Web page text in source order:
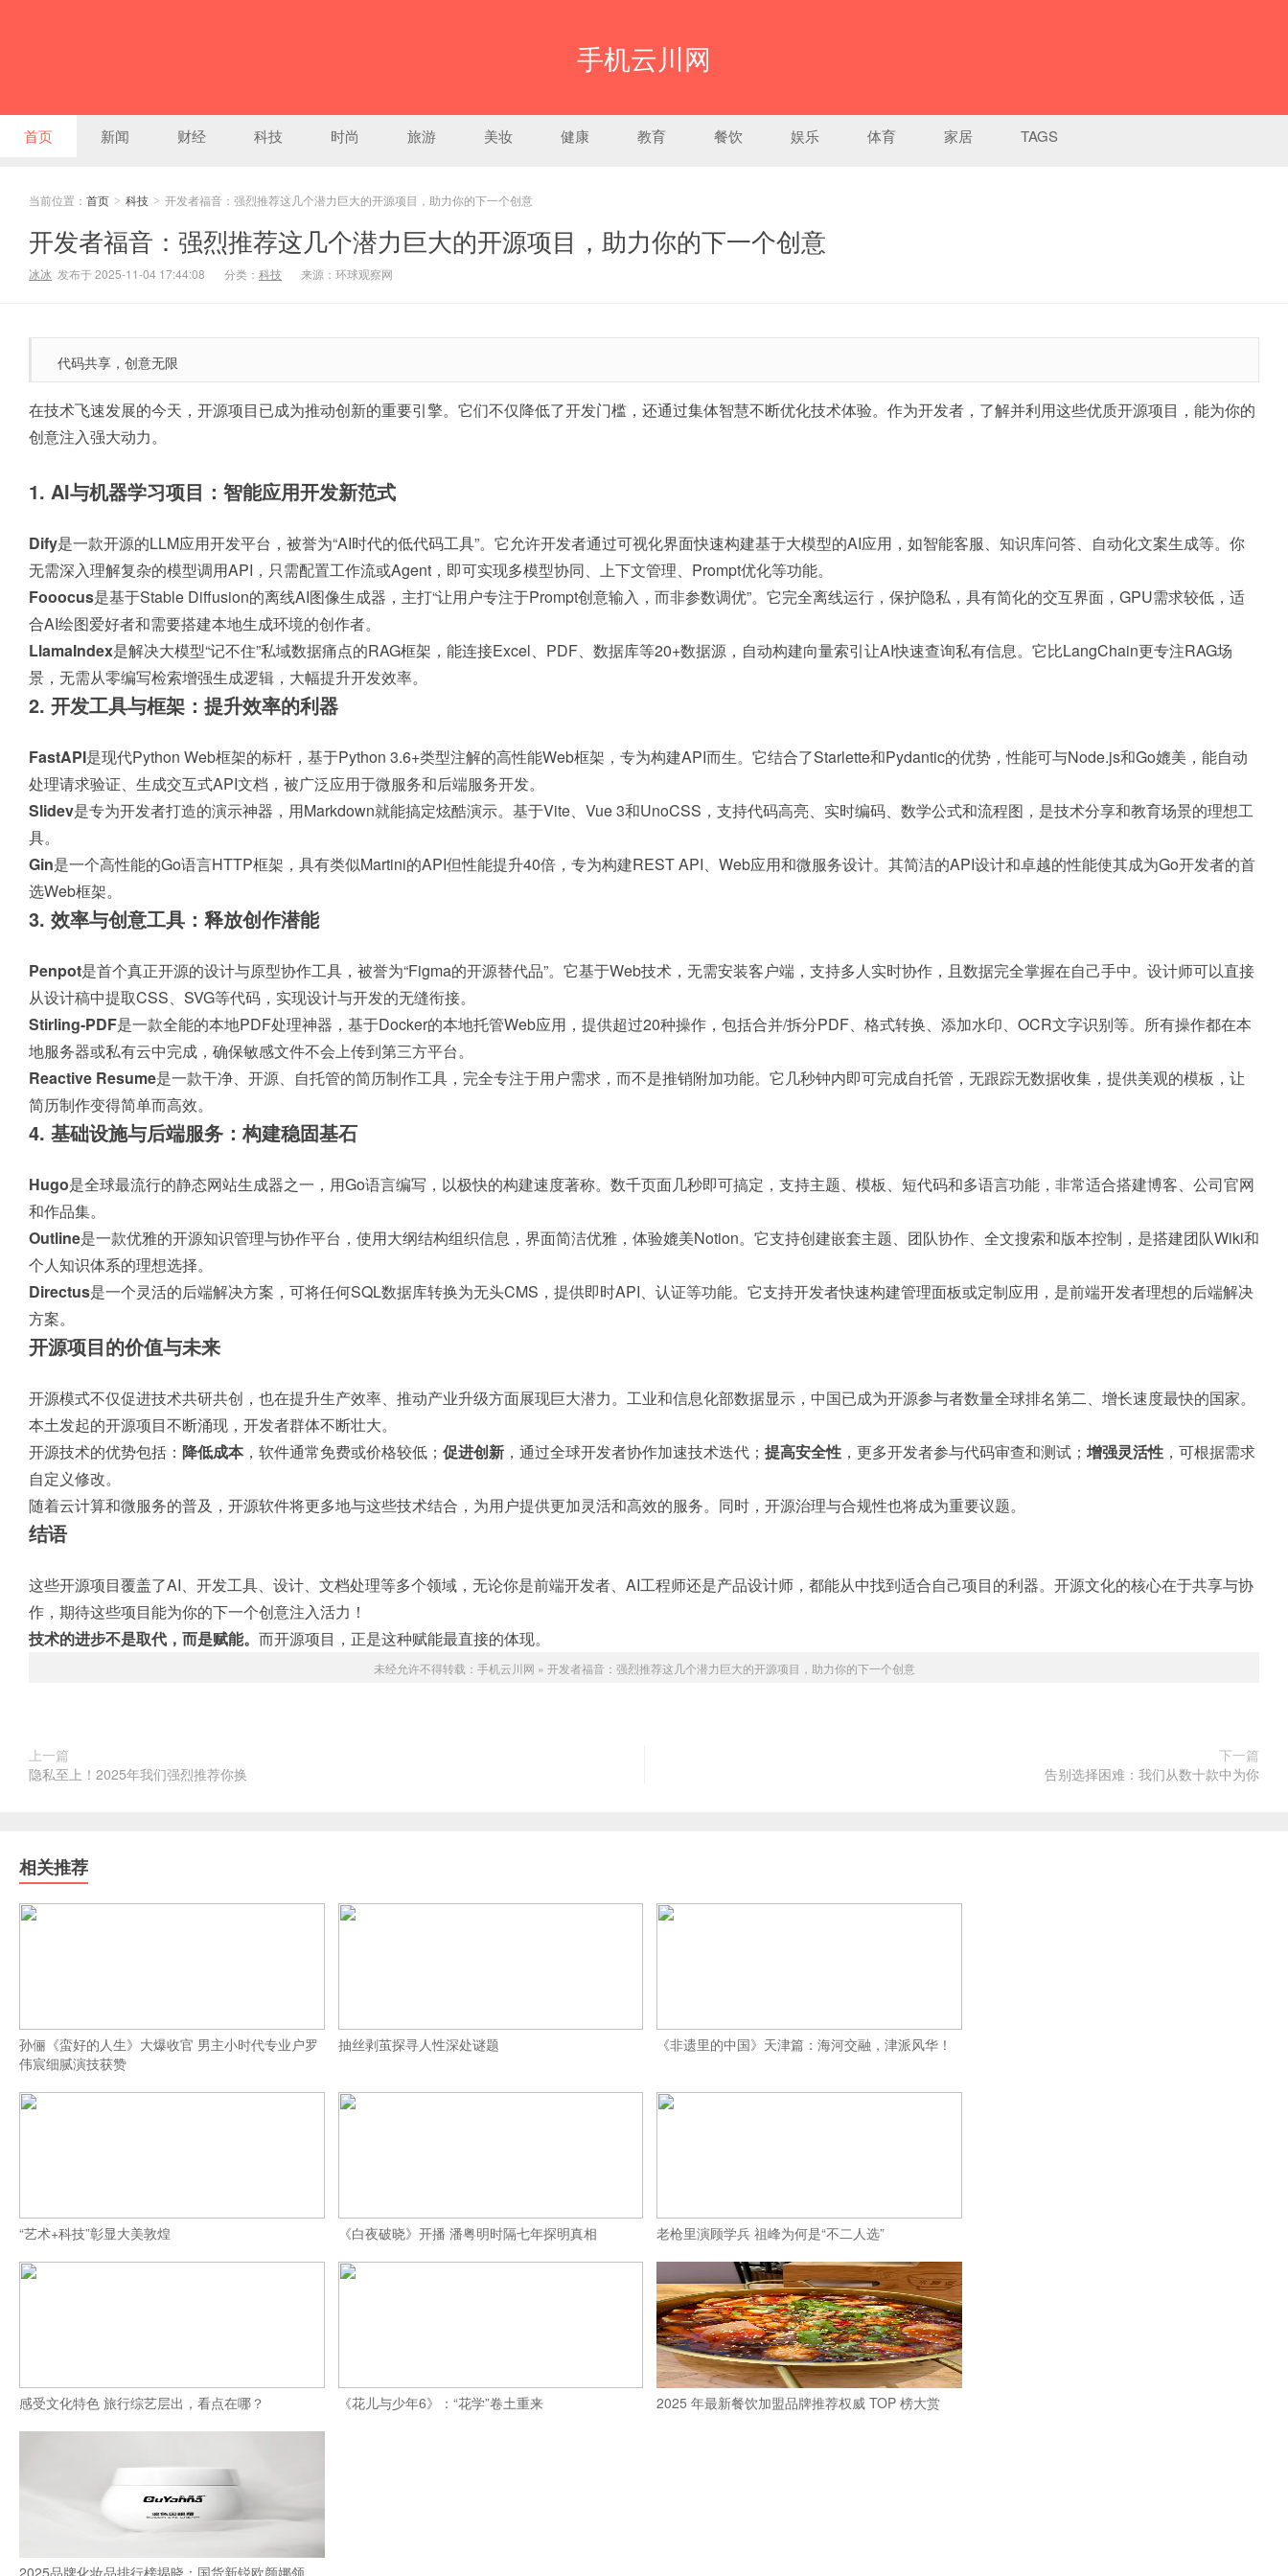
手机云川网
首页 新闻 财经 科技 时尚 旅游 美妆 健康 教育 餐饮 娱乐 体育 家居 TAGS
当前位置： 首页 > 科技 > 开发者福音：强烈推荐这几个潜力巨大的开源项目，助力你的下一个创意
开发者福音：强烈推荐这几个潜力巨大的开源项目，助力你的下一个创意
冰冰 发布于 2025-11-04 17:44:08 分类： 科技 来源：环球观察网
代码共享，创意无限
在技术飞速发展的今天，开源项目已成为推动创新的重要引擎。它们不仅降低了开发门槛，还通过集体智慧不断优化技术体验。作为开发者，了解并利用这些优质开源项目，能为你的
创意注入强大动力。
1. AI与机器学习项目：智能应用开发新范式
Dify是一款开源的LLM应用开发平台，被誉为“AI时代的低代码工具”。它允许开发者通过可视化界面快速构建基于大模型的AI应用，如智能客服、知识库问答、自动化文案生成等。你
无需深入理解复杂的模型调用API，只需配置工作流或Agent，即可实现多模型协同、上下文管理、Prompt优化等功能。
Fooocus是基于Stable Diffusion的离线AI图像生成器，主打“让用户专注于Prompt创意输入，而非参数调优”。它完全离线运行，保护隐私，具有简化的交互界面，GPU需求较低，适
合AI绘图爱好者和需要搭建本地生成环境的创作者。
LlamaIndex是解决大模型“记不住”私域数据痛点的RAG框架，能连接Excel、PDF、数据库等20+数据源，自动构建向量索引让AI快速查询私有信息。它比LangChain更专注RAG场
景，无需从零编写检索增强生成逻辑，大幅提升开发效率。
2. 开发工具与框架：提升效率的利器
FastAPI是现代Python Web框架的标杆，基于Python 3.6+类型注解的高性能Web框架，专为构建API而生。它结合了Starlette和Pydantic的优势，性能可与Node.js和Go媲美，能自动
处理请求验证、生成交互式API文档，被广泛应用于微服务和后端服务开发。
Slidev是专为开发者打造的演示神器，用Markdown就能搞定炫酷演示。基于Vite、Vue 3和UnoCSS，支持代码高亮、实时编码、数学公式和流程图，是技术分享和教育场景的理想工
具。
Gin是一个高性能的Go语言HTTP框架，具有类似Martini的API但性能提升40倍，专为构建REST API、Web应用和微服务设计。其简洁的API设计和卓越的性能使其成为Go开发者的首
选Web框架。
3. 效率与创意工具：释放创作潜能
Penpot是首个真正开源的设计与原型协作工具，被誉为“Figma的开源替代品”。它基于Web技术，无需安装客户端，支持多人实时协作，且数据完全掌握在自己手中。设计师可以直接
从设计稿中提取CSS、SVG等代码，实现设计与开发的无缝衔接。
Stirling-PDF是一款全能的本地PDF处理神器，基于Docker的本地托管Web应用，提供超过20种操作，包括合并/拆分PDF、格式转换、添加水印、OCR文字识别等。所有操作都在本
地服务器或私有云中完成，确保敏感文件不会上传到第三方平台。
Reactive Resume是一款干净、开源、自托管的简历制作工具，完全专注于用户需求，而不是推销附加功能。它几秒钟内即可完成自托管，无跟踪无数据收集，提供美观的模板，让
简历制作变得简单而高效。
4. 基础设施与后端服务：构建稳固基石
Hugo是全球最流行的静态网站生成器之一，用Go语言编写，以极快的构建速度著称。数千页面几秒即可搞定，支持主题、模板、短代码和多语言功能，非常适合搭建博客、 公司官网
和作品集。
Outline是一款优雅的开源知识管理与协作平台，使用大纲结构组织信息，界面简洁优雅，体验媲美Notion。它支持创建嵌套主题、团队协作、全文搜索和版本控制，是搭建团队Wiki和
个人知识体系的理想选择。
Directus是一个灵活的后端解决方案，可将任何SQL数据库转换为无头CMS，提供即时API、认证等功能。它支持开发者快速构建管理面板或定制应用，是前端开发者理想的后端解决
方案。
开源项目的价值与未来
开源模式不仅促进技术共研共创，也在提升生产效率、推动产业升级方面展现巨大潜力。工业和信息化部数据显示，中国已成为开源参与者数量全球排名第二、增长速度最快的国家。
本土发起的开源项目不断涌现，开发者群体不断壮大。
开源技术的优势包括： 降低成本，软件通常免费或价格较低； 促进创新 ，通过全球开发者协作加速技术迭代； 提高安全性 ，更多开发者参与代码审查和测试； 增强灵活性 ，可根据需求
自定义修改。
随着云计算和微服务的普及，开源软件将更多地与这些技术结合，为用户提供更加灵活和高效的服务。同时，开源治理与合规性也将成为重要议题。
结语
这些开源项目覆盖了AI、开发工具、设计、文档处理等多个领域，无论你是前端开发者、AI工程师还是产品设计师，都能从中找到适合自己项目的利器。开源文化的核心在于共享与协
作，期待这些项目能为你的下一个创意注入活力！
技术的进步不是取代，而是赋能。 而开源项目，正是这种赋能最直接的体现。
未经允许不得转载： 手机云川网 » 开发者福音：强烈推荐这几个潜力巨大的开源项目，助力你的下一个创意
上一篇
隐私至上！2025年我们强烈推荐你换
下一篇
告别选择困难：我们从数十款中为你
相关推荐
孙俪《蛮好的人生》大爆收官 男主小时代专业户罗
伟宸细腻演技获赞
抽丝剥茧探寻人性深处谜题 《非遗里的中国》天津篇：海河交融，津派风华！
“艺术+科技”彰显大美敦煌 《白夜破晓》开播 潘粤明时隔七年探明真相 老枪里演顾学兵 祖峰为何是“不二人选”
感受文化特色 旅行综艺层出，看点在哪？ 《花儿与少年6》：“花学”卷土重来 2025 年最新餐饮加盟品牌推荐权威 TOP 榜大赏
2025品牌化妆品排行榜揭晓：国货新锐欧颜娜领